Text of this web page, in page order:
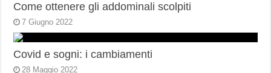
Come ottenere gli addominali scolpiti
7 Giugno 2022
Covid e sogni: i cambiamenti
28 Maggio 2022